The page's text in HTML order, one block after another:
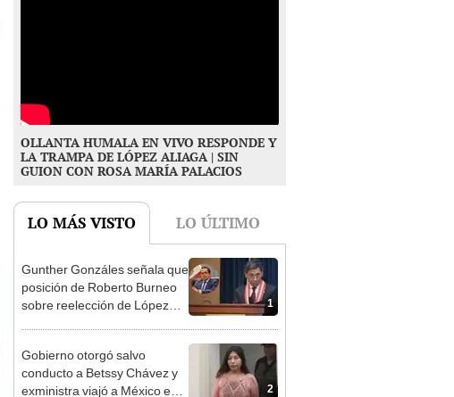
OLLANTA HUMALA EN VIVO RESPONDE Y
LA TRAMPA DE LÓPEZ ALIAGA | SIN
GUION CON ROSA MARÍA PALACIOS
LO MÁS VISTO LO ÚLTIMO
1
Gunther Gonzáles señala que
posición de Roberto Burneo
sobre reelección de López
2
Gobierno otorgó salvo
conducto a Betssy Chávez y
exministra viajó a México en